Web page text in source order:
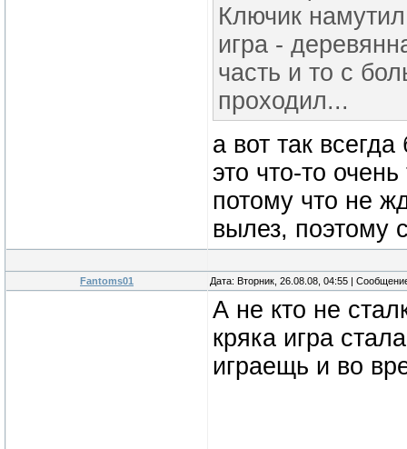
Ключик
игра -
часть и то с
проходил...
а вот так
это что-то
потому что не
вылез, поэтому
Fantoms01 Дата: Вторник, 26.08.08, 04:55 |
А не кто не
кряка игра
играещь и во